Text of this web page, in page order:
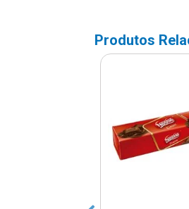
Produtos